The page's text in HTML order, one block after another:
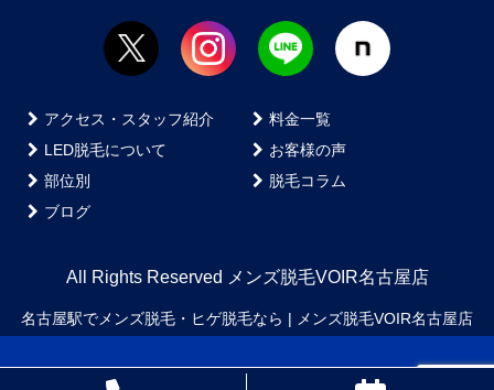
アクセス・スタッフ紹介
料金一覧
LED脱毛について
お客様の声
部位別
脱毛コラム
ブログ
All Rights Reserved メンズ脱毛VOIR名古屋店
名古屋駅でメンズ脱毛・ヒゲ脱毛なら | メンズ脱毛VOIR名古屋店